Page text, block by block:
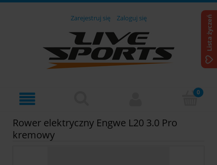
Zarejestruj się Zaloguj się
Rower elektryczny Engwe L20 3.0 Pro
kremowy
Lista życzeń